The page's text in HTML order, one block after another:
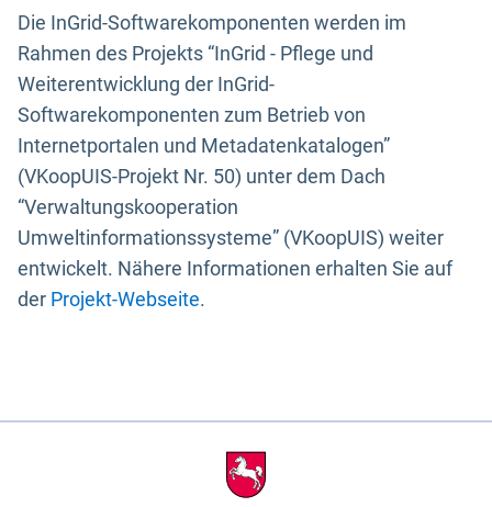
Die InGrid-Softwarekomponenten werden im
Rahmen des Projekts “InGrid - Pflege und
Weiterentwicklung der InGrid-
Softwarekomponenten zum Betrieb von
Internetportalen und Metadatenkatalogen”
(VKoopUIS-Projekt Nr. 50) unter dem Dach
“Verwaltungskooperation
Umweltinformationssysteme” (VKoopUIS) weiter
entwickelt. Nähere Informationen erhalten Sie auf
der Projekt-Webseite.